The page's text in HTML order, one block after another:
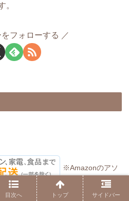
。
フォローする
※Amazonのアソ
適格販売により収入を得ていま
目次へ トップ サイドバー